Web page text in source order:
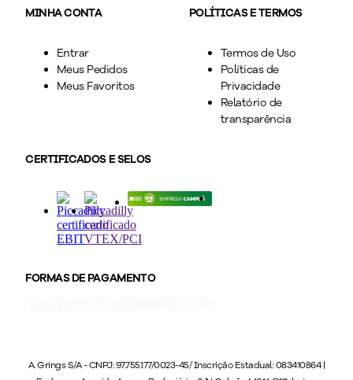
MINHA CONTA
Entrar
Meus Pedidos
Meus Favoritos
POLÍTICAS E TERMOS
Termos de Uso
Políticas de
Privacidade
Relatório de
transparência
CERTIFICADOS E SELOS
FORMAS DE PAGAMENTO
A. Grings S/A - CNPJ: 97.755.177/0023-45/ Inscrição Estadual: 083410864 |